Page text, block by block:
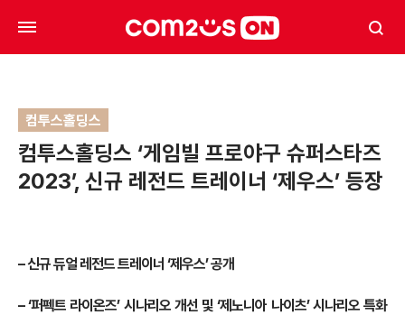
컴투스홀딩스
컴투스홀딩스 ‘게임빌 프로야구 슈퍼스타즈
2023’, 신규 레전드 트레이너 ‘제우스’ 등장
–신규 듀얼 레전드 트레이너 ‘제우스’ 공개
–‘퍼펙트 라이온즈’ 시나리오 개선 및 ‘제노니아 나이츠’ 시나리오 특화